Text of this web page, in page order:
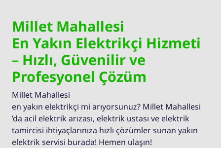
Millet Mahallesi
En Yakın Elektrikçi Hizmeti
– Hızlı, Güvenilir ve
Profesyonel Çözüm
Millet Mahallesi
en yakın elektrikçi mi arıyorsunuz? Millet Mahallesi
’da acil elektrik arızası, elektrik ustası ve elektrik
tamircisi ihtiyaçlarınıza hızlı çözümler sunan yakın
elektrik servisi burada! Hemen ulaşın!